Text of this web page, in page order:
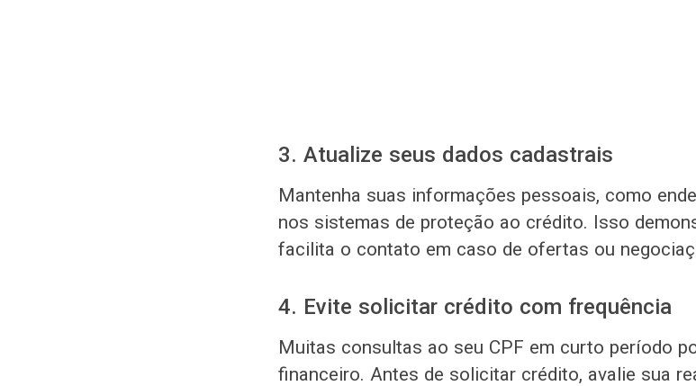
3. Atualize seus dados cadastrais
Mantenha suas informações pessoais, como
nos sistemas de proteção ao crédito. Isso
facilita o contato em caso de ofertas ou
4. Evite solicitar crédito com frequência
Muitas consultas ao seu CPF em curto período
financeiro. Antes de solicitar crédito, avalie sua